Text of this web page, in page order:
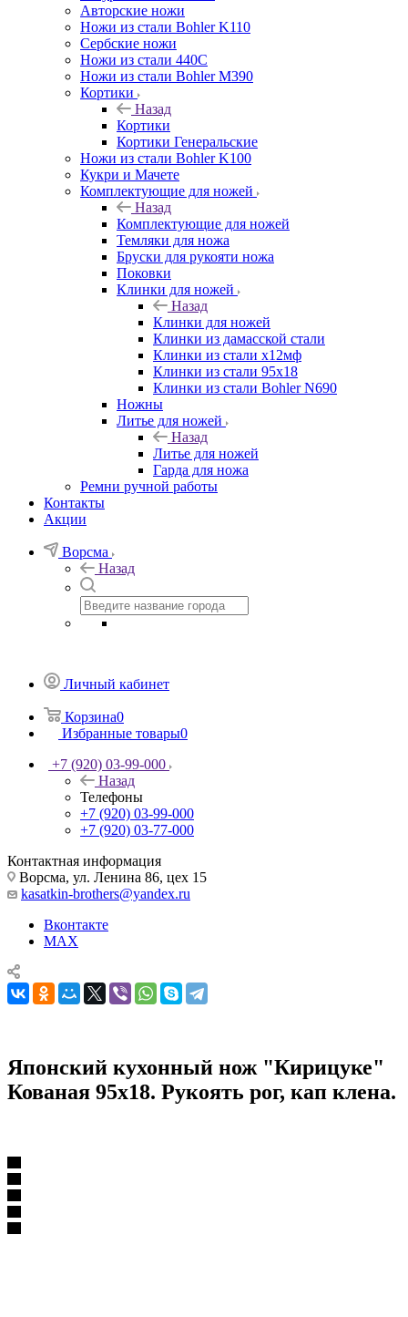
Авторские ножи
Ножи из стали Bohler K110
Сербские ножи
Ножи из стали 440С
Ножи из стали Bohler M390
Кортики
Назад
Кортики
Кортики Генеральские
Ножи из стали Bohler K100
Кукри и Мачете
Комплектующие для ножей
Назад
Комплектующие для ножей
Темляки для ножа
Бруски для рукояти ножа
Поковки
Клинки для ножей
Назад
Клинки для ножей
Клинки из дамасской стали
Клинки из стали х12мф
Клинки из стали 95х18
Клинки из стали Bohler N690
Ножны
Литье для ножей
Назад
Литье для ножей
Гарда для ножа
Ремни ручной работы
Контакты
Акции
Ворсма
Назад
Личный кабинет
Корзина0
Избранные товары0
+7 (920) 03-99-000
Назад
Телефоны
+7 (920) 03-99-000
+7 (920) 03-77-000
Контактная информация
Ворсма, ул. Ленина 86, цех 15
kasatkin-brothers@yandex.ru
Вконтакте
MAX
Японский кухонный нож "Кирицуке"
Кованая 95х18. Рукоять рог, кап клена.